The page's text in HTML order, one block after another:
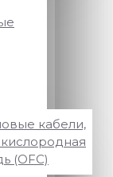
кабели,
(OFC)